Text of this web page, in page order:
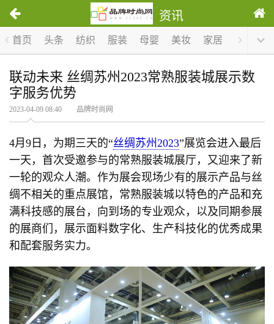
资讯
首页 头条 纺织 服装 母婴 美妆 家居 服饰
联动未来 丝绸苏州2023常熟服装城展示数
字服务优势
2023-04-09 08:40 品牌时尚网
4月9日，为期三天的“丝绸苏州2023”展览会进入最后
一天，首次受邀参与的常熟服装城展厅，又迎来了新
一轮的观众人潮。作为展会现场少有的展示产品与丝
绸不相关的重点展馆，常熟服装城以特色的产品和充
满科技感的展台，向到场的专业观众，以及同期参展
的展商们，展示面料数字化、生产科技化的优秀成果
和配套服务实力。